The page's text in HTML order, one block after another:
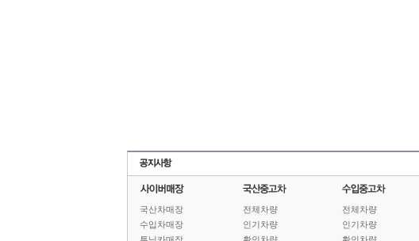
국산차매장
수입차매장
전체차량
인기차량
전체차량
인기차량